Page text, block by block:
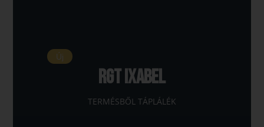
Új
RGT IXABEL
TERMÉSBŐL TÁPLÁLÉK